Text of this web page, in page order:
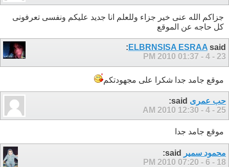
جزاكم الله عنى خير جزاء وللعلم انا جديد عليكم ونفسى تعرفونى
كل حاجه عن الموقع
ELBRNSISA ESRAA said:
23 - 4 - 2010
01:37 PM
موقع جامد جدا شكرا على مجهودتكم
حب عمرى
25 - 4 - 2010
12:30 AM
موقع جامد جدا
محمود سمير
18 - 6 - 2010
07:20 PM